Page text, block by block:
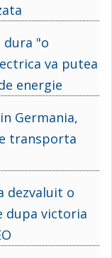
dura "o
va putea
energie
Germania,
transporta
dezvaluit o
dupa victoria